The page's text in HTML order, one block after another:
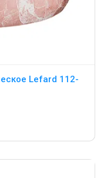
Lefard 112-